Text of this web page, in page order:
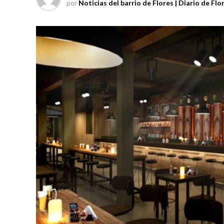
por Noticias del barrio de Flores | Diario de